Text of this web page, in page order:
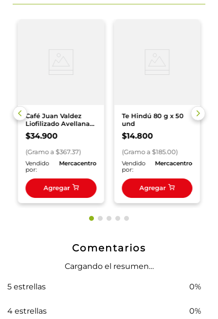
Café Juan Valdez
Liofilizado Avellana
95 g
$34.900
(Gramoa $367.37)
Vendido
por:
Mercacentro
Agregar
Te Hindú 80 g x 50
und
$14.800
(Gramoa $185.00)
Vendido
por:
Mercacentro
Agregar
Comentarios
Cargando el resumen…
5 estrellas 0%
4 estrellas 0%